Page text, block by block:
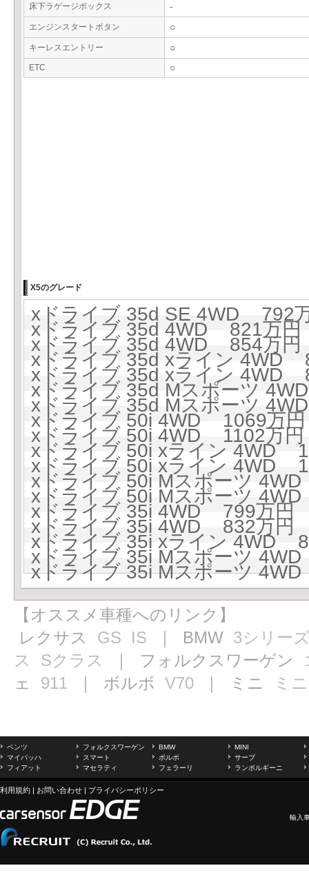
床下ラゲージボックス -
エンジンスタートボタン ○
キーレスエントリー ○
ETC ○
X5のグレード
xドライブ 35d SE 4WD 792
xドライブ 35d 4WD 821万
xドライブ 35d 4WD 854万
xドライブ 35d xライン 4WD
xドライブ 35d xライン 4WD
xドライブ 35d Mスポーツ
xドライブ 35d Mスポーツ
xドライブ 50i 4WD 1069万
xドライブ 50i 4WD 1102万
xドライブ 50i xライン 4WD
xドライブ 50i xライン 4WD
xドライブ 50i Mスポーツ
xドライブ 50i Mスポーツ
xドライブ 35i 4WD 799万円
xドライブ 35i 4WD 832万円
xドライブ 35i xライン 4WD
xドライブ 35i Mスポーツ
xドライブ 35i Mスポーツ
【オススメ車種へのリンク】
レクサス GS IS ｜ BMW 3シリー
ス
Sクラス ｜ フォルクスワーゲン
ェ 911 ｜ ボルボ V70 ｜ ミニ ミニ
ベンツ フォルクスワーゲン BMW
MINI
マイバッハ
スマート ボルボ
サーブ
フィアット
マセラティ フェラーリ ランボルギーニ
利用規約 | お問い合わせ | プライバシーポリシー
輸入